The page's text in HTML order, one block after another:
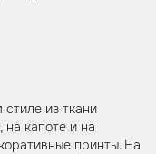
из ткани
на капоте и на
принты. На